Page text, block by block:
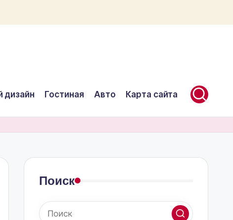
дизайн Гостиная Авто Карта сайта
Поиск